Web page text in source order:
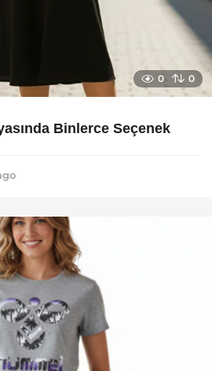
0 0
Binlerce Seçenek
a
g
o